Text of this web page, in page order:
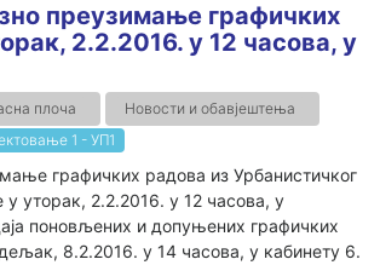
преузимање графичких
2.2.2016. у 12 часова, у
плоча
Новости и обавјештења
1 - УП1
графичких радова из Урбанистичког
у уторак, 2.2.2016. у 12 часова, у
поновљених и допуњених графичких
8.2.2016. у 14 часова, у кабинету 6.